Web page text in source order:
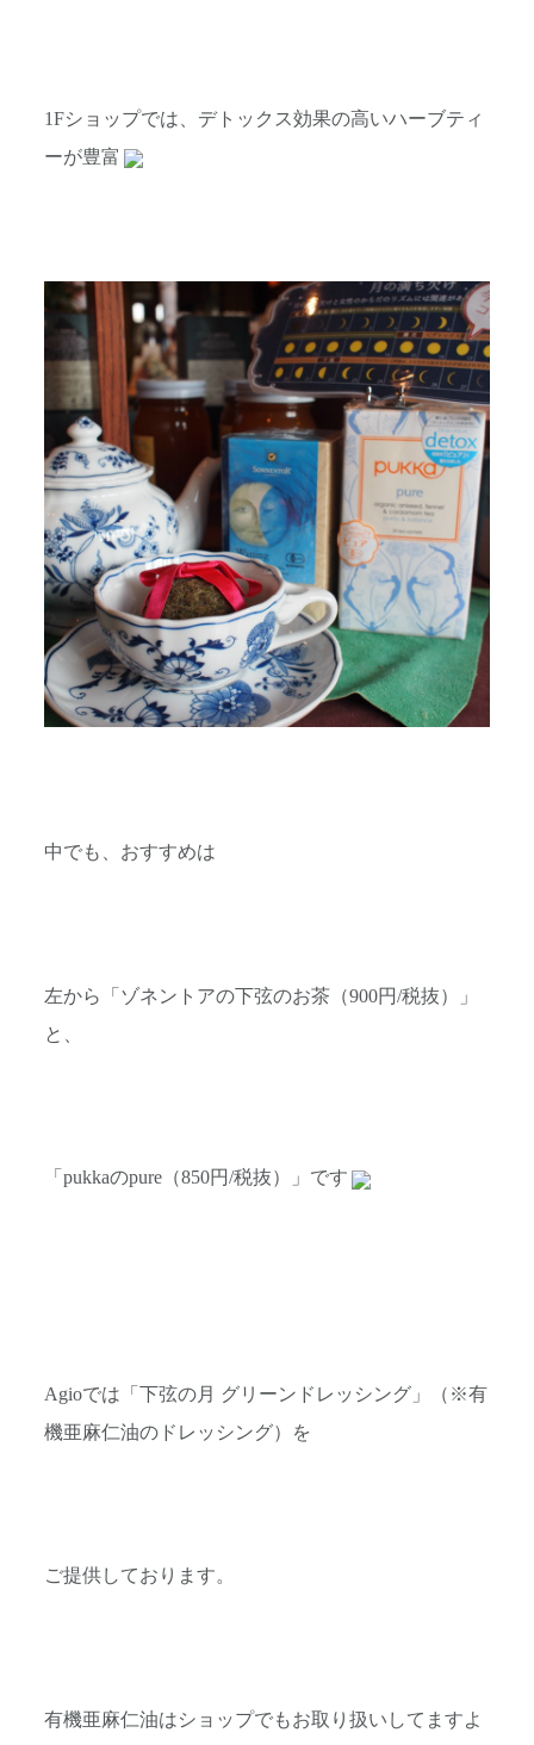
1Fショップでは、デトックス効果の高いハーブティ
ーが豊富
中でも、おすすめは
左から「ゾネントアの下弦のお茶（900円/税抜）」
と、
「pukkaのpure（850円/税抜）」です
Agioでは「下弦の月 グリーンドレッシング」（※有
機亜麻仁油のドレッシング）を
ご提供しております。
有機亜麻仁油はショップでもお取り扱いしてますよ